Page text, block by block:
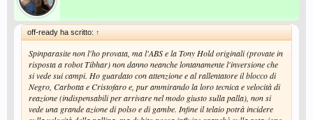
Non sono un chimico nè un esperto di materiali e quindi non ho
assolutamente idea di quale sia la risposta alla tua domanda!
Il fatto però evidente è che le antitop che escono di fabbrica non invertono
quanto quelle "manomesse" (cioè sulle quali è stata messa mano), e non
basta la gommapiuma, anche perchè le piume rallentanti che si mettono su
queste anti sono molto molli ed in teoria dovrebbero contribuire a far
penetrare la palla e a rendere la gomma un po' più sensibile alla rotazione,
non aiutarla ad invertire...
D'altronde se ci pensi stessa cosa vale per la busterizzazione. Non
basterebbe alla casa produrre una gomma che di suo giri di più e sia più
off-ready ha scritto: ↑
Spinparasite non l'ho provata, ma l'ABS e la Tony Hold originali (provate in
risposta a robot Tibhar) non danno neanche lontanamente l'inversione che
si vede sui campi. Ho guardato con attenzione e al rallentatore il blocco di
Negro, Carbotta e Cristofaro e, pur ammirando la loro tecnica e velocità di
reazione (indispensabili per arrivare nel modo giusto sulla palla), non si
vede una grande azione di polso e di gambe. Infine il telaio potrà incidere